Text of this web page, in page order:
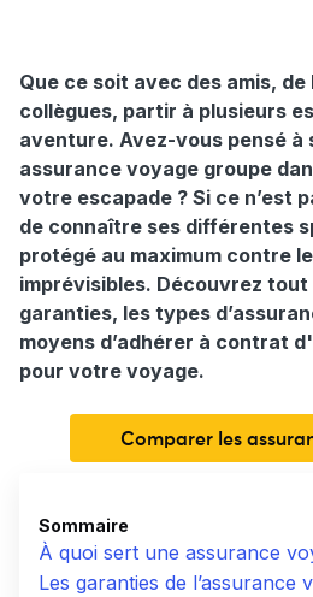
Que ce soit avec des amis, de
collègues, partir à plusieurs
aventure. Avez-vous pensé à
assurance voyage groupe
votre escapade ? Si ce n’est
de connaître ses différentes
protégé au maximum contre
imprévisibles. Découvrez tout
garanties, les types
moyens d’adhérer à contrat
pour votre voyage.
Comparer les
Sommaire
À quoi sert une assurance
Les garanties de l’assurance